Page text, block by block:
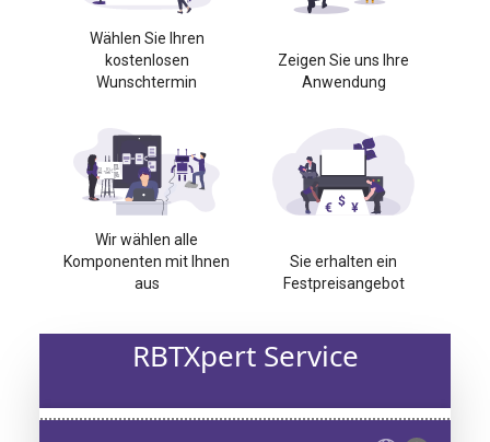
Wählen Sie Ihren
kostenlosen
Wunschtermin
Zeigen Sie uns Ihre
Anwendung
Wir wählen alle
Komponenten mit Ihnen
aus
Sie erhalten ein
Festpreisangebot